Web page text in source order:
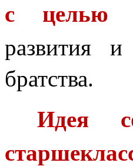
с целью
развития
братства.
Идея